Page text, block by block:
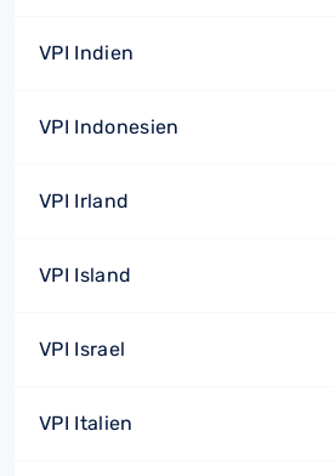
VPI Indien
VPI Indonesien
VPI Irland
VPI Island
VPI Israel
VPI Italien